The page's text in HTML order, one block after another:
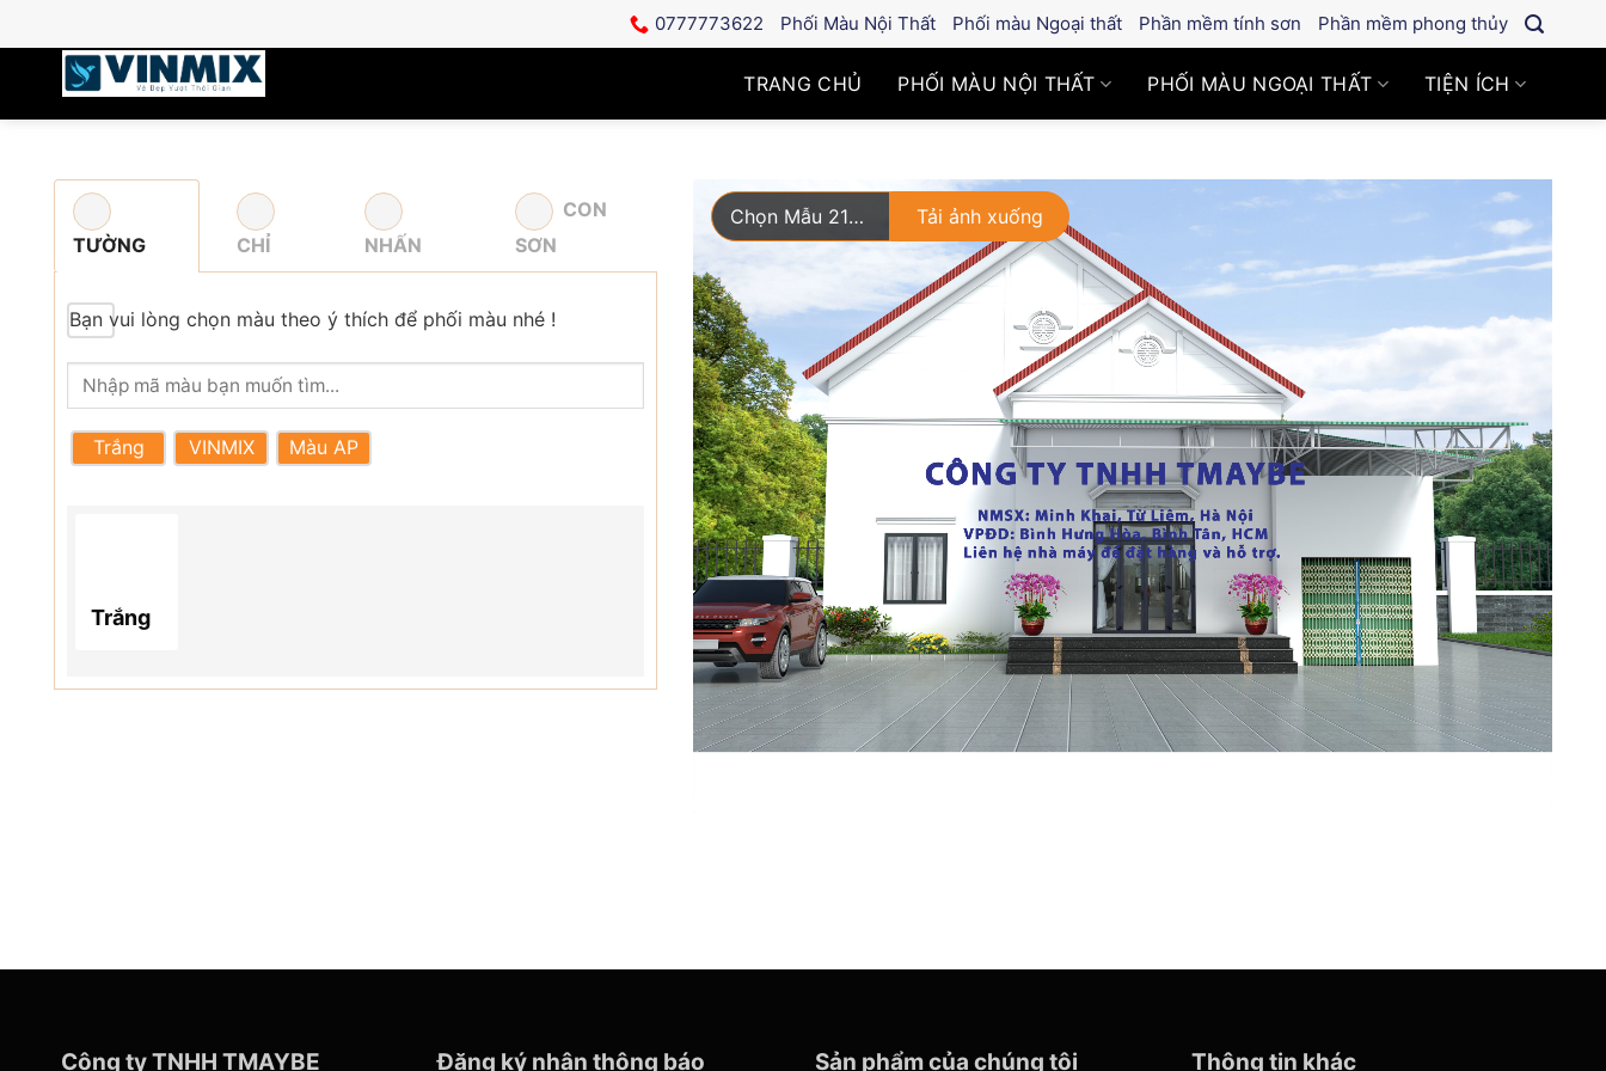
to
0777773622 Phối Màu Nội Thất Phối màu Ngoại thất Phần mềm tính sơn Phần mềm phong thủy
TRANG CHỦ PHỐI MÀU NỘI THẤT PHỐI MÀU NGOẠI THẤT TIỆN ÍCH
TƯỜNG CHỈ NHẤN
CON
SƠN
Bạn vui lòng chọn màu theo ý thích để phối màu nhé !
Trắng VINMIX Màu AP
Trắng
Chọn Mẫu 210 Nhà 3 Tầng Tải ảnh xuống
Công ty TNHH TMAYBE Đăng ký nhận thông báo Sản phẩm của chúng tôi Thông tin khác